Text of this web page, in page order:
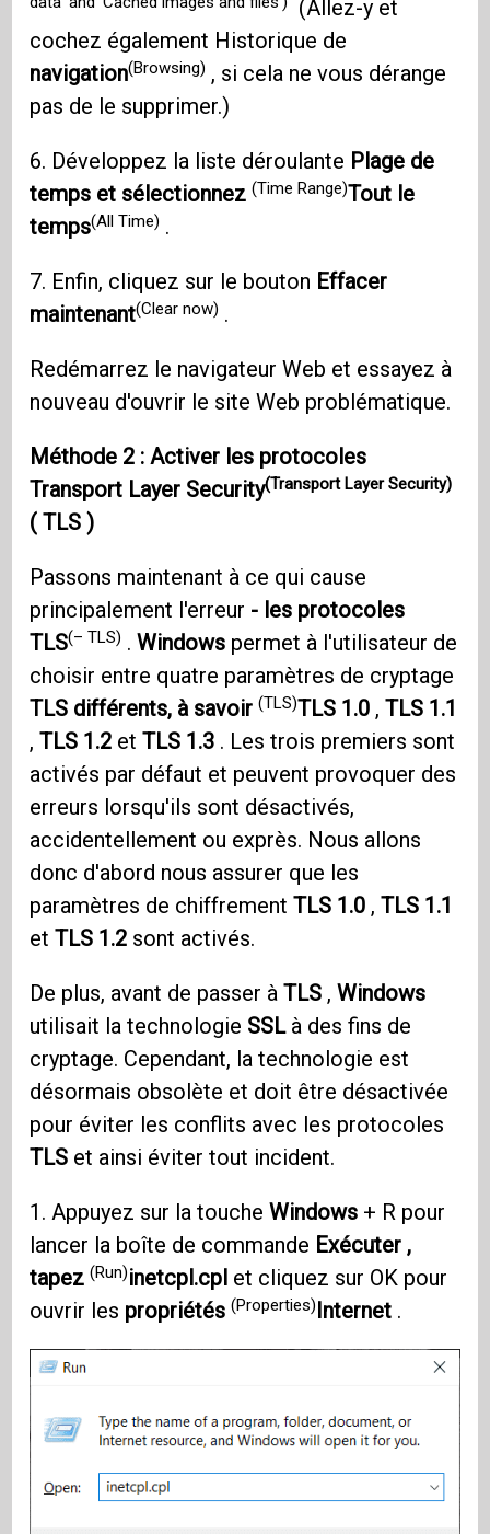
(Allez-y et
cochez également Historique de
navigation(Browsing) , si cela ne vous dérange
pas de le supprimer.)
6. Développez la liste déroulante Plage de
temps et sélectionnez(Time Range)Tout le
temps(All Time) .
7. Enfin, cliquez sur le bouton Effacer
maintenant(Clear now) .
Redémarrez le navigateur Web et essayez à
nouveau d'ouvrir le site Web problématique.
Méthode 2 : Activer les protocoles
Transport Layer Security(Transport Layer Security)
(TLS )
Passons maintenant à ce qui cause
principalement l'erreur - les protocoles
TLS(– TLS) .Windows permet à l'utilisateur de
choisir entre quatre paramètres de cryptage
TLS différents, à savoir(TLS)TLS 1.0 ,TLS 1.1
,TLS 1.2 etTLS 1.3 . Les trois premiers sont
activés par défaut et peuvent provoquer des
erreurs lorsqu'ils sont désactivés,
accidentellement ou exprès. Nous allons
donc d'abord nous assurer que les
paramètres de chiffrementTLS 1.0 ,TLS 1.1
etTLS 1.2 sont activés.
De plus, avant de passer àTLS ,Windows
utilisait la technologie SSLà des fins de
cryptage. Cependant, la technologie est
désormais obsolète et doit être désactivée
pour éviter les conflits avec les protocoles
TLS et ainsi éviter tout incident.
1. Appuyez sur la toucheWindows + R pour
lancer la boîte de commande Exécuter ,
tapez(Run)inetcpl.cpl et cliquez sur OK pour
ouvrir les propriétés(Properties)Internet .